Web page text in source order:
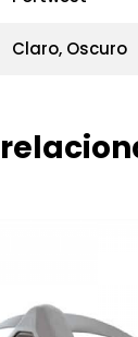
Claro, Oscuro